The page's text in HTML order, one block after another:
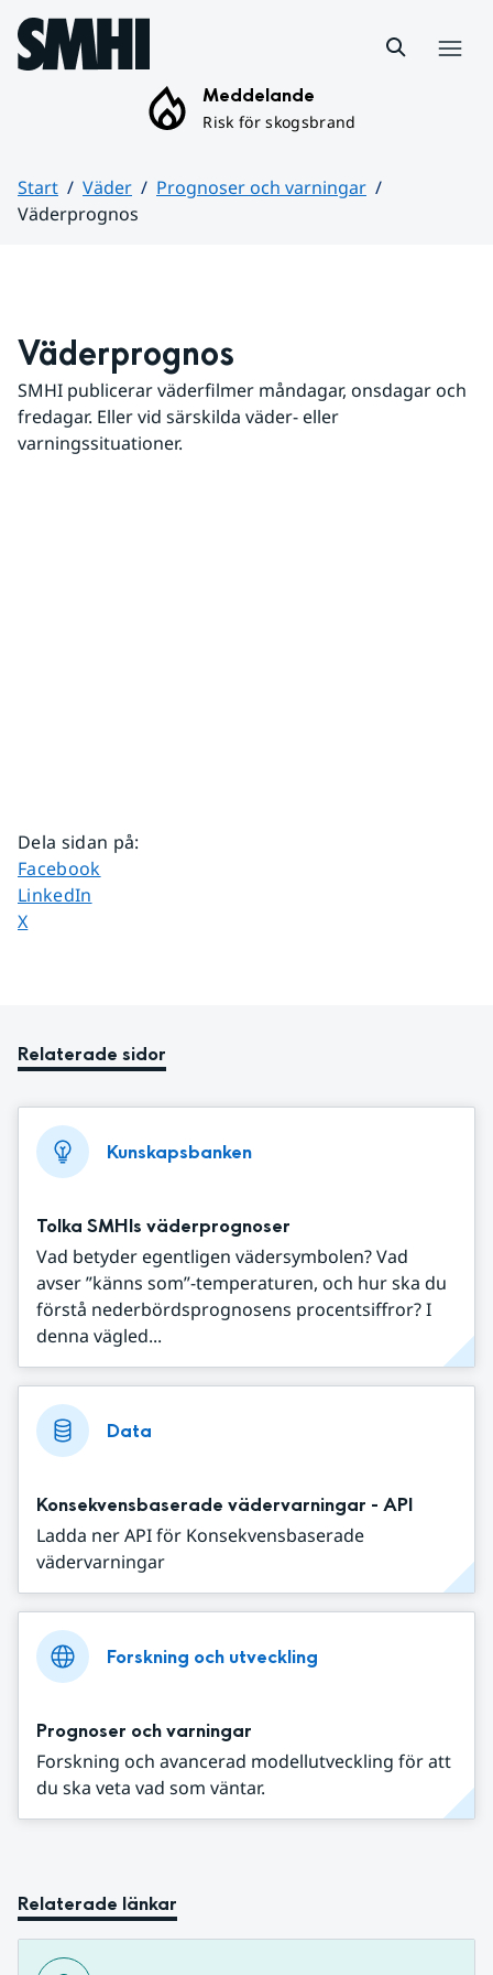
Hoppa till sidans innehåll
Meddelande
Risk för skogsbrand
Start Väder
Prognoser och varningar
Väderprognos
Väderprognos
SMHI publicerar väderfilmer måndagar, onsdagar och
fredagar. Eller vid särskilda väder- eller
varningssituationer.
Dela sidan på:
Dela sidan på
Facebook
Dela sidan på
LinkedIn
Dela sidan på
X
Relaterade sidor
Kunskapsbanken
Tolka SMHIs väderprognoser
Vad betyder egentligen vädersymbolen? Vad
avser ”känns som”-temperaturen, och hur ska du
förstå nederbördsprognosens procentsiffror? I
denna vägled...
Data
Konsekvensbaserade vädervarningar - API
Ladda ner API för Konsekvensbaserade
vädervarningar
Forskning och utveckling
Prognoser och varningar
Forskning och avancerad modellutveckling för att
du ska veta vad som väntar.
Relaterade länkar